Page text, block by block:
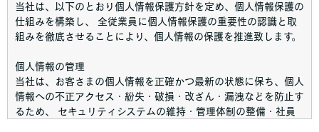
当社は、以下のとおり個人情報保護方針を定め、個人情報保護の
仕組みを構築し、 全従業員に個人情報保護の重要性の認識と取
組みを徹底させることにより、個人情報の保護を推進致します。
個人情報の管理
当社は、お客さまの個人情報を正確かつ最新の状態に保ち、個人
情報への不正アクセス・紛失・破損・改ざん・漏洩などを防止す
るため、 セキュリティシステムの維持・管理体制の整備・社員